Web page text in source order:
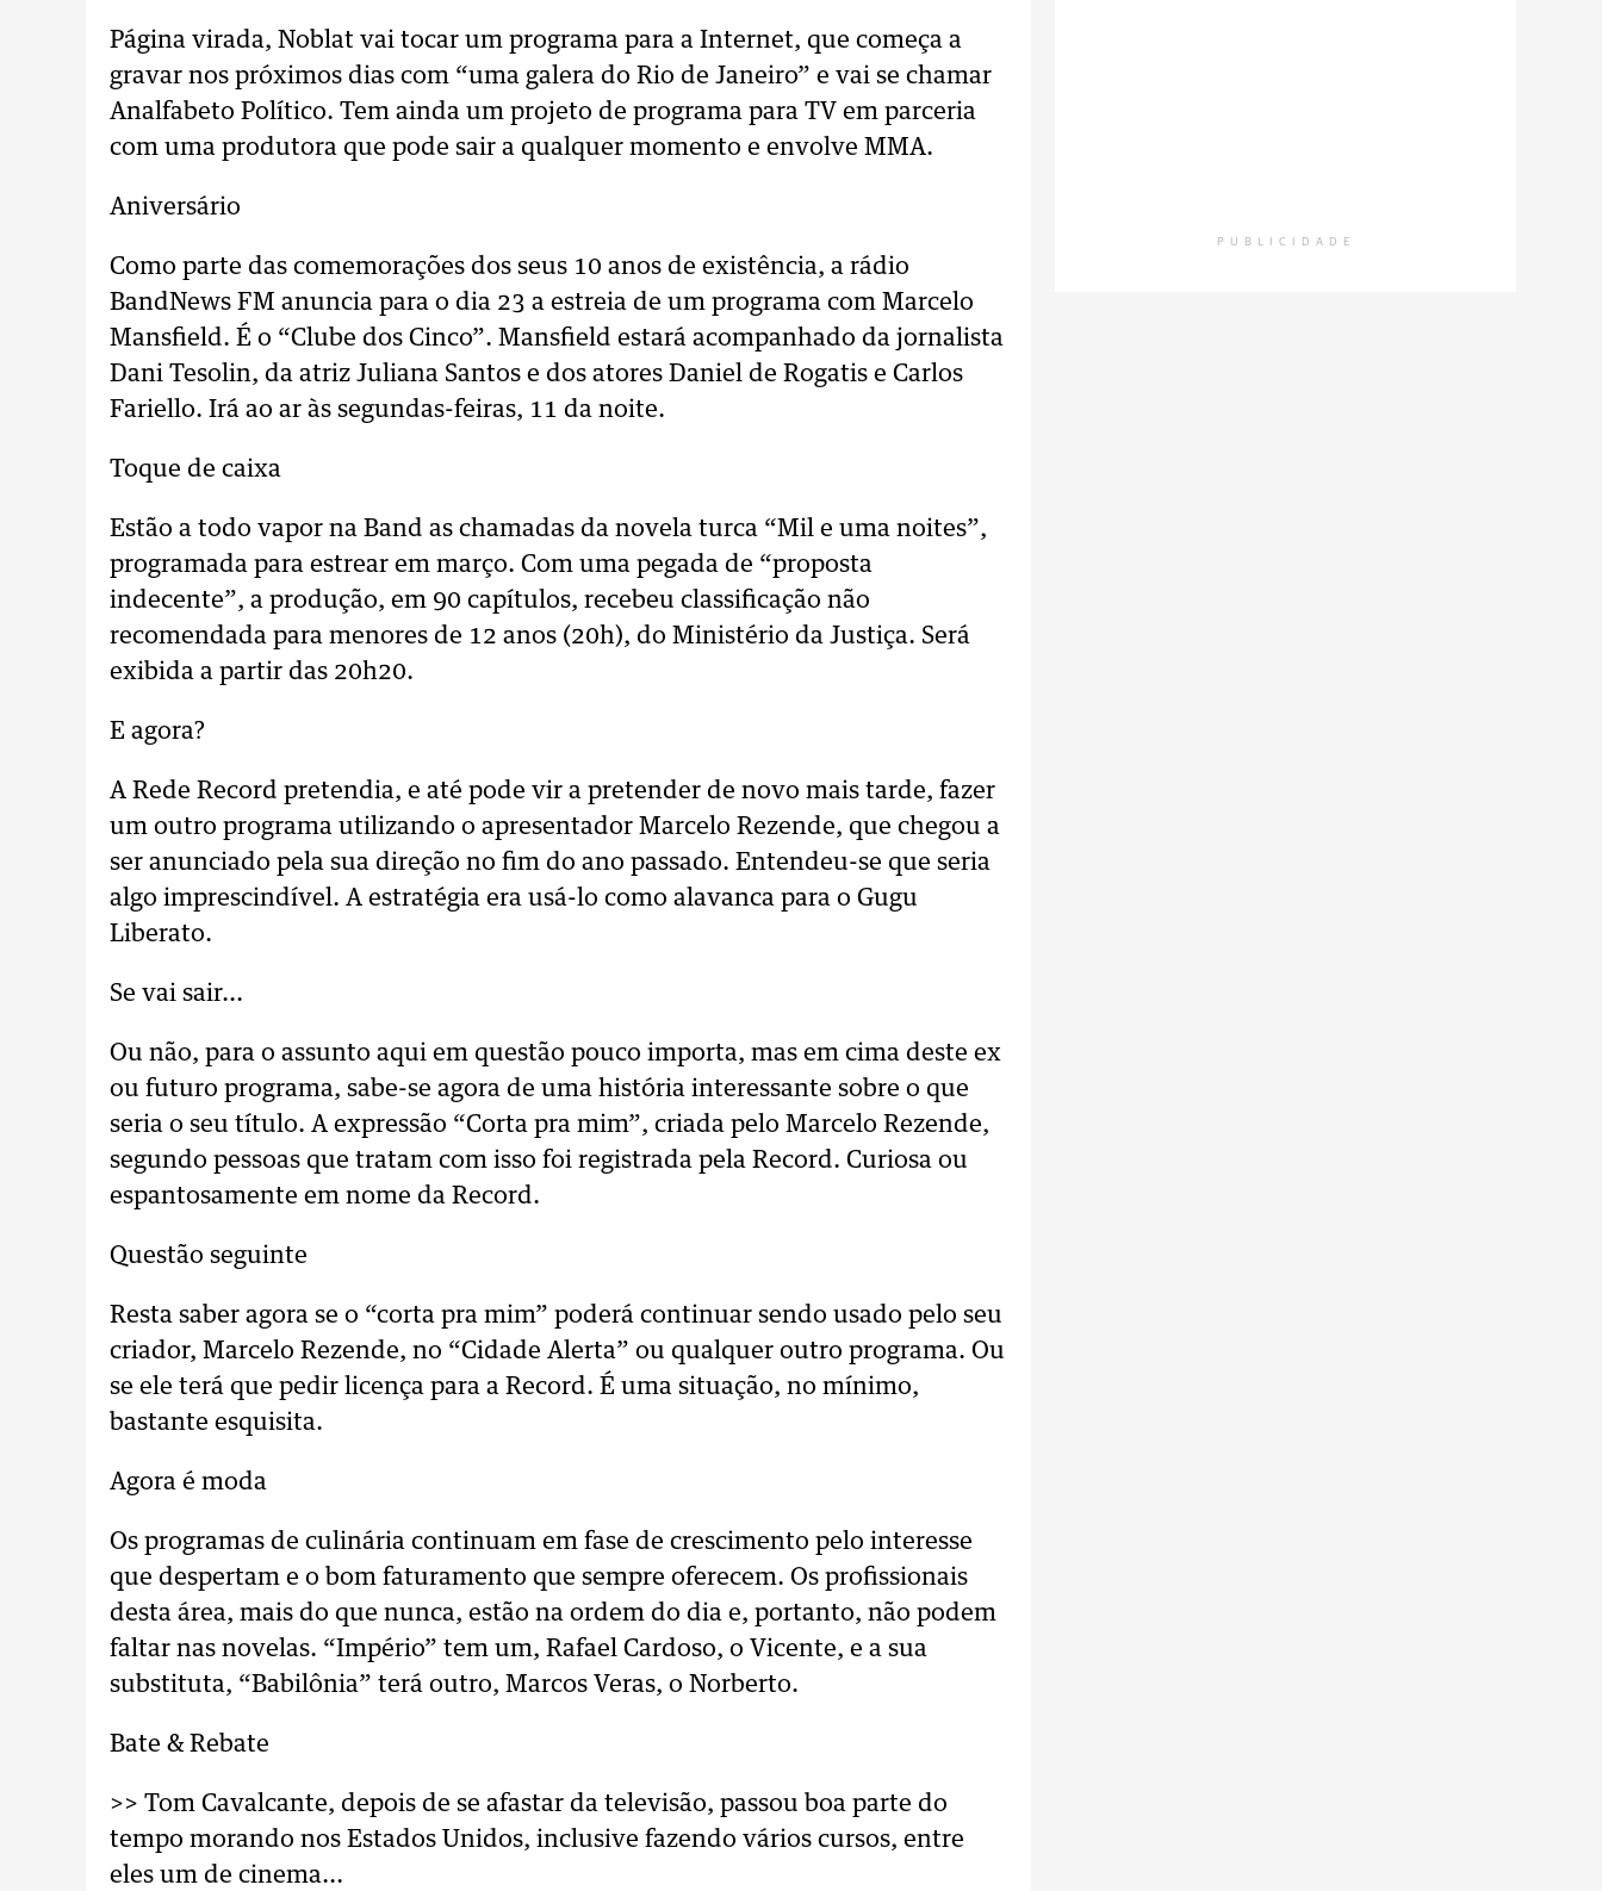
Página virada, Noblat vai tocar um programa para a Internet, que começa a
gravar nos próximos dias com “uma galera do Rio de Janeiro” e vai se chamar
Analfabeto Político. Tem ainda um projeto de programa para TV em parceria
com uma produtora que pode sair a qualquer momento e envolve MMA.
Aniversário
Como parte das comemorações dos seus 10 anos de existência, a rádio
BandNews FM anuncia para o dia 23 a estreia de um programa com Marcelo
Mansfield. É o “Clube dos Cinco”. Mansfield estará acompanhado da jornalista
Dani Tesolin, da atriz Juliana Santos e dos atores Daniel de Rogatis e Carlos
Fariello. Irá ao ar às segundas-feiras, 11 da noite.
Toque de caixa
Estão a todo vapor na Band as chamadas da novela turca “Mil e uma noites”,
programada para estrear em março. Com uma pegada de “proposta
indecente”, a produção, em 90 capítulos, recebeu classificação não
recomendada para menores de 12 anos (20h), do Ministério da Justiça. Será
exibida a partir das 20h20.
E agora?
A Rede Record pretendia, e até pode vir a pretender de novo mais tarde, fazer
um outro programa utilizando o apresentador Marcelo Rezende, que chegou a
ser anunciado pela sua direção no fim do ano passado. Entendeu-se que seria
algo imprescindível. A estratégia era usá-lo como alavanca para o Gugu
Liberato.
Se vai sair...
Ou não, para o assunto aqui em questão pouco importa, mas em cima deste ex
ou futuro programa, sabe-se agora de uma história interessante sobre o que
seria o seu título. A expressão “Corta pra mim”, criada pelo Marcelo Rezende,
segundo pessoas que tratam com isso foi registrada pela Record. Curiosa ou
espantosamente em nome da Record.
Questão seguinte
Resta saber agora se o “corta pra mim” poderá continuar sendo usado pelo seu
criador, Marcelo Rezende, no “Cidade Alerta” ou qualquer outro programa. Ou
se ele terá que pedir licença para a Record. É uma situação, no mínimo,
bastante esquisita.
Agora é moda
Os programas de culinária continuam em fase de crescimento pelo interesse
que despertam e o bom faturamento que sempre oferecem. Os profissionais
desta área, mais do que nunca, estão na ordem do dia e, portanto, não podem
faltar nas novelas. “Império” tem um, Rafael Cardoso, o Vicente, e a sua
substituta, “Babilônia” terá outro, Marcos Veras, o Norberto.
Bate & Rebate
>> Tom Cavalcante, depois de se afastar da televisão, passou boa parte do
tempo morando nos Estados Unidos, inclusive fazendo vários cursos, entre
eles um de cinema...
PUBLICIDADE